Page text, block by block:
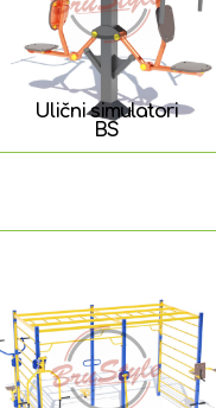
Ulični simulatori
BS